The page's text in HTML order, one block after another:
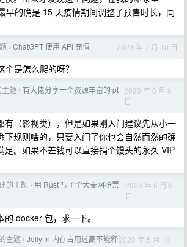
早的确是 15 天疫情期间调整了预售时长，同
› ChatGPT 使用 API 充值 2023 年 7 月 10 日
个是怎么爬的呀？
题 › 有大佬分享一个资源丰富的 pt 2023 年 6 月 6
日
有（影视类），但是如果刚入门建议先从小一
下规则啥的，只要入门了你也会自然而然的确
足。如果不差钱可以直接捐个馒头的永久 VIP
的主题 › 用 Rust 写了个大麦网抢票
2023 年 6 月 6
日
docker 包，求一下。
主题 › Jellyfin 内存占用过高不能释2023 年 5 月 10